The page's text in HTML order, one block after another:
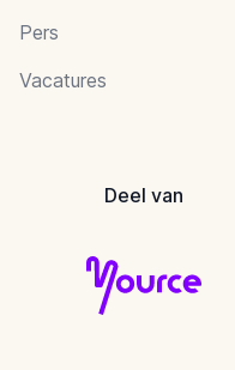
Pers
Vacatures
Deel van